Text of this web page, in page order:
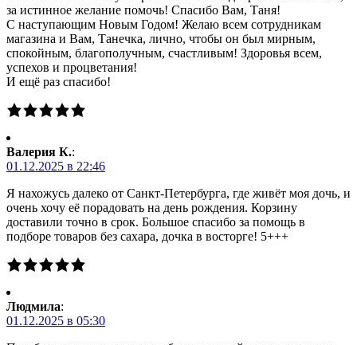
за истинное желание помочь! Спасибо Вам, Таня!
С наступающим Новым Годом! Желаю всем сотрудникам
магазина и Вам, Танечка, лично, чтобы он был мирным,
спокойным, благополучным, счастливым! Здоровья всем,
успехов и процветания!
И ещё раз спасибо!
Валерия К.:
01.12.2025 в 22:46
Я нахожусь далеко от Санкт-Петербурга, где живёт моя дочь, и
очень хочу её порадовать на день рождения. Корзину
доставили точно в срок. Большое спасибо за помощь в
подборе товаров без сахара, дочка в восторге! 5+++
Людмила:
01.12.2025 в 05:30